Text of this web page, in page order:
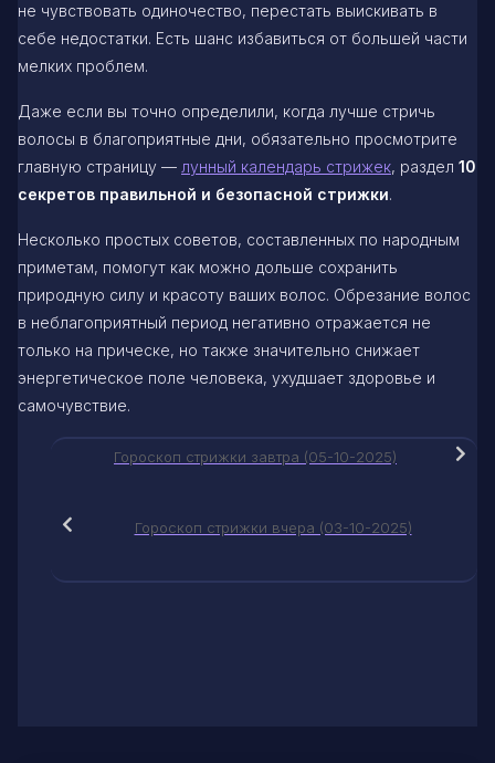
не чувствовать одиночество, перестать выискивать в
себе недостатки. Есть шанс избавиться от большей части
мелких проблем.
Даже если вы точно определили, когда лучше стричь
волосы в благоприятные дни, обязательно просмотрите
главную страницу — лунный календарь стрижек, раздел 10
секретов правильной и безопасной стрижки.
Несколько простых советов, составленных по народным
приметам, помогут как можно дольше сохранить
природную силу и красоту ваших волос. Обрезание волос
в неблагоприятный период негативно отражается не
только на прическе, но также значительно снижает
энергетическое поле человека, ухудшает здоровье и
самочувствие.
Гороскоп стрижки завтра (05-10-2025)
Гороскоп стрижки вчера (03-10-2025)